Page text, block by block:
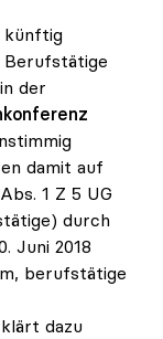
künftig
Berufstätige
der
damit auf
1 Z 5 UG
durch
Juni 2018
berufstätige
dazu